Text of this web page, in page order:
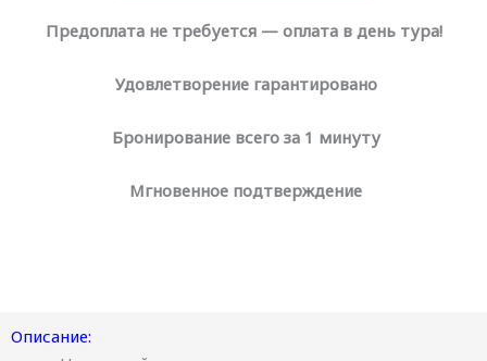
Предоплата не требуется — оплата в день тура!
Удовлетворение гарантировано
Бронирование всего за 1 минуту
Мгновенное подтверждение
Описание: